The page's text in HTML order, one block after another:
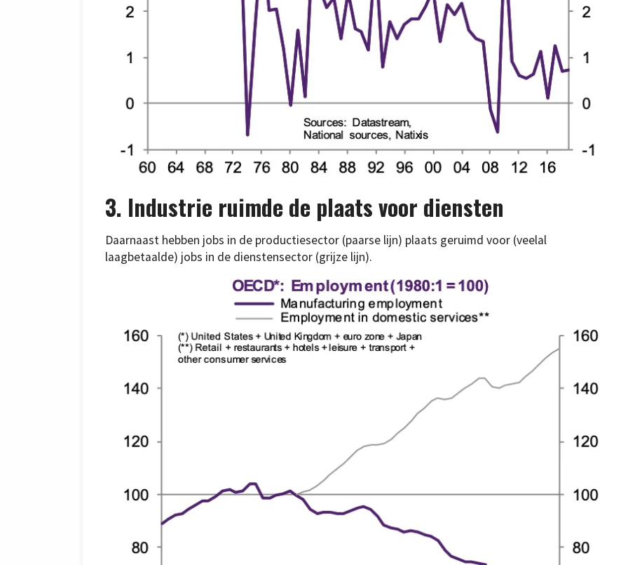
3. Industrie ruimde de plaats voor diensten
Daarnaast hebben jobs in de productiesector (paarse lijn) plaats geruimd voor (veelal
laagbetaalde) jobs in de dienstensector (grijze lijn).